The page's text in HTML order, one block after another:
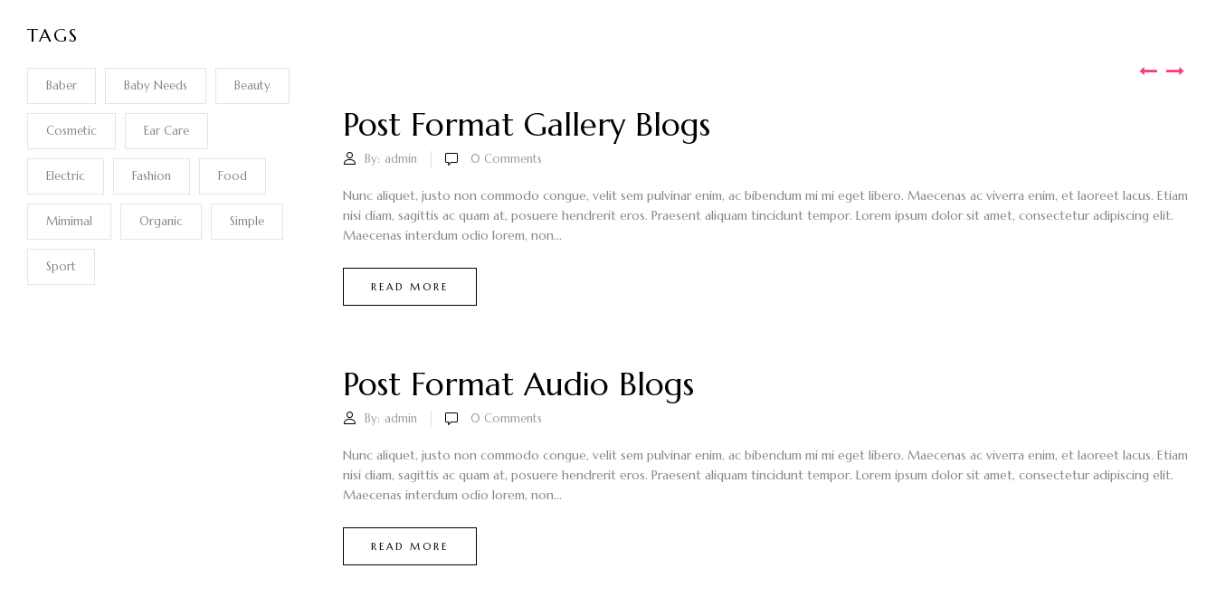
TAGS
Baber Baby Needs Beauty
Cosmetic Ear Care
Electric Fashion Food
Mimimal Organic Simple
Sport
Post Format Gallery Blogs
By: admin 0 Comments
Nunc aliquet, justo non commodo congue, velit sem pulvinar enim, ac bibendum mi mi eget libero. Maecenas ac viverra enim, et laoreet lacus. Etiam
nisi diam, sagittis ac quam at, posuere hendrerit eros. Praesent aliquam tincidunt tempor. Lorem ipsum dolor sit amet, consectetur adipiscing elit.
Maecenas interdum odio lorem, non...
READ MORE
Post Format Audio Blogs
By: admin 0 Comments
Nunc aliquet, justo non commodo congue, velit sem pulvinar enim, ac bibendum mi mi eget libero. Maecenas ac viverra enim, et laoreet lacus. Etiam
nisi diam, sagittis ac quam at, posuere hendrerit eros. Praesent aliquam tincidunt tempor. Lorem ipsum dolor sit amet, consectetur adipiscing elit.
Maecenas interdum odio lorem, non...
READ MORE